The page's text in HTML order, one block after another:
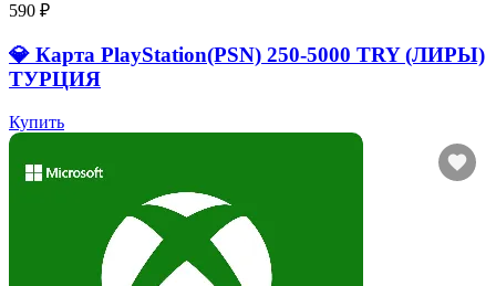
590 ₽
💎 Карта PlayStation(PSN) 250-5000 TRY (ЛИРЫ)
ТУРЦИЯ
Купить